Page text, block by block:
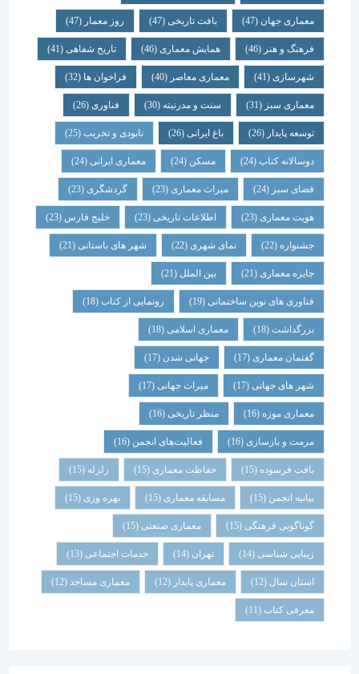
معماری جهان (47) بافت تاریخی(47) روز معمار(47)
فرهنگ و هنر(46) همایش معماری (46) تاریخ شفاهی (41)
شهرسازی(41) معماری معاصر(40) فراخوان ها (32)
معماری سبز(31) سنت و مدرنیته(30) فناوری (26)
توسعه پایدار(26) باغ ایرانی(26) نابودی و تخریب(25)
دوسالانه کتاب(24) مسکن (24) معماری ایرانی(24)
فضای سبز(24) میراث معماری (23) گردشگری (23)
هویت معماری (23) اطلاعات تاریخی(23) خلیج فارس(23)
جشنواره(22) نمای شهری(22) شهر های باستانی (21)
جایزه معماری (21) بین الملل(21)
فناوری های نوین ساختمانی(19) رونمایی از کتاب (18)
بزرگداشت (18) معماری اسلامی(18)
گفتمان معماری (17) جهانی شدن(17)
شهر های جهانی(17) میراث جهانی(17)
معماری موزه(16) منظر تاریخی (16)
مرمت و بازسازی(16) فعالیت‌های انجمن(16)
بافت فرسوده (15) حفاظت معماری (15) زلزله
بیانیه انجمن(15) مسابقه معماری (15) بهره وری(15)
گوناگونی فرهنگی (15) معماری صنعتی(15)
زیبایی شناسی (14) تهران خدمات اجتماعی (13)
استان سال(12) معماری پایدار (12) معماری مساجد(12)
معرفی کتاب(11)